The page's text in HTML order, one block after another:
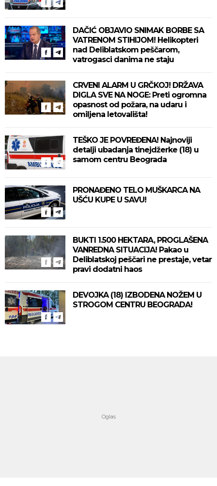
DAČIĆ OBJAVIO SNIMAK BORBE SA
VATRENOM STIHIJOM! Helikopteri
nad Deliblatskom peščarom,
vatrogasci danima ne staju
CRVENI ALARM U GRČKOJ! DRŽAVA
DIGLA SVE NA NOGE: Preti ogromna
opasnost od požara, na udaru i
omiljena letovališta!
TEŠKO JE POVREĐENA! Najnoviji
detalji ubadanja tinejdžerke (18) u
samom centru Beograda
PRONAĐENO TELO MUŠKARCA NA
UŠĆU KUPE U SAVU!
BUKTI 1.500 HEKTARA, PROGLAŠENA
VANREDNA SITUACIJA! Pakao u
Deliblatskoj peščari ne prestaje, vetar
pravi dodatni haos
DEVOJKA (18) IZBODENA NOŽEM U
STROGOM CENTRU BEOGRADA!